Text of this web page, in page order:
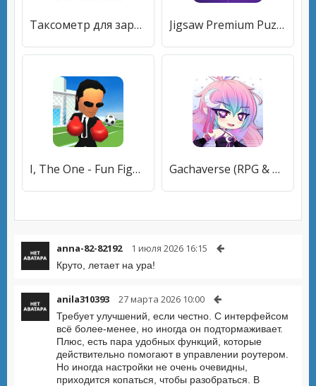
Таксометр для заработка Jigsaw Premium Puzzles HD
I, The One - Fun Fighting Game Gachaverse (RPG & Anime Dress Up)
anna-82-82192 1 июля 2026 16:15
Круто, летает на ура!
anila310393 27 марта 2026 10:00
Требует улучшений, если честно. С интерфейсом
всё более-менее, но иногда он подтормаживает.
Плюс, есть пара удобных функций, которые
действительно помогают в управлении роутером.
Но иногда настройки не очень очевидны,
приходится копаться, чтобы разобраться. В